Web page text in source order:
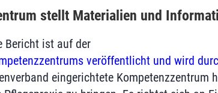
stellt Materialien und
Bericht ist auf der
veröffentlicht und wird
eingerichtete